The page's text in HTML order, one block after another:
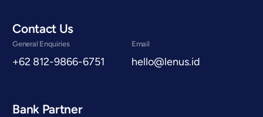
Contact Us
General Enquiries
+62 812-9866-6751
Email
hello@lenus.id
Bank Partner